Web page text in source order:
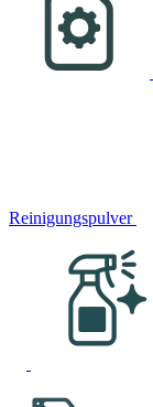
Reinigungspulver